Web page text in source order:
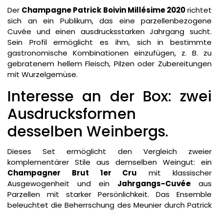
Der Champagne Patrick Boivin Millésime 2020richtet
sich an ein Publikum, das eine parzellenbezogene
Cuvée und einen ausdrucksstarken Jahrgang sucht.
Sein Profil ermöglicht es ihm, sich in bestimmte
gastronomische Kombinationen einzufügen, z. B. zu
gebratenem hellem Fleisch, Pilzen oder Zubereitungen
mit Wurzelgemüse.
Interesse an der Box: zwei
Ausdrucksformen
desselben Weinbergs.
Dieses Set ermöglicht den Vergleich zweier
komplementärer Stile aus demselben Weingut: ein
Champagner Brut 1er Cru mit klassischer
Ausgewogenheit und ein Jahrgangs-Cuvée aus
Parzellen mit starker Persönlichkeit. Das Ensemble
beleuchtet die Beherrschung des Meunier durch Patrick